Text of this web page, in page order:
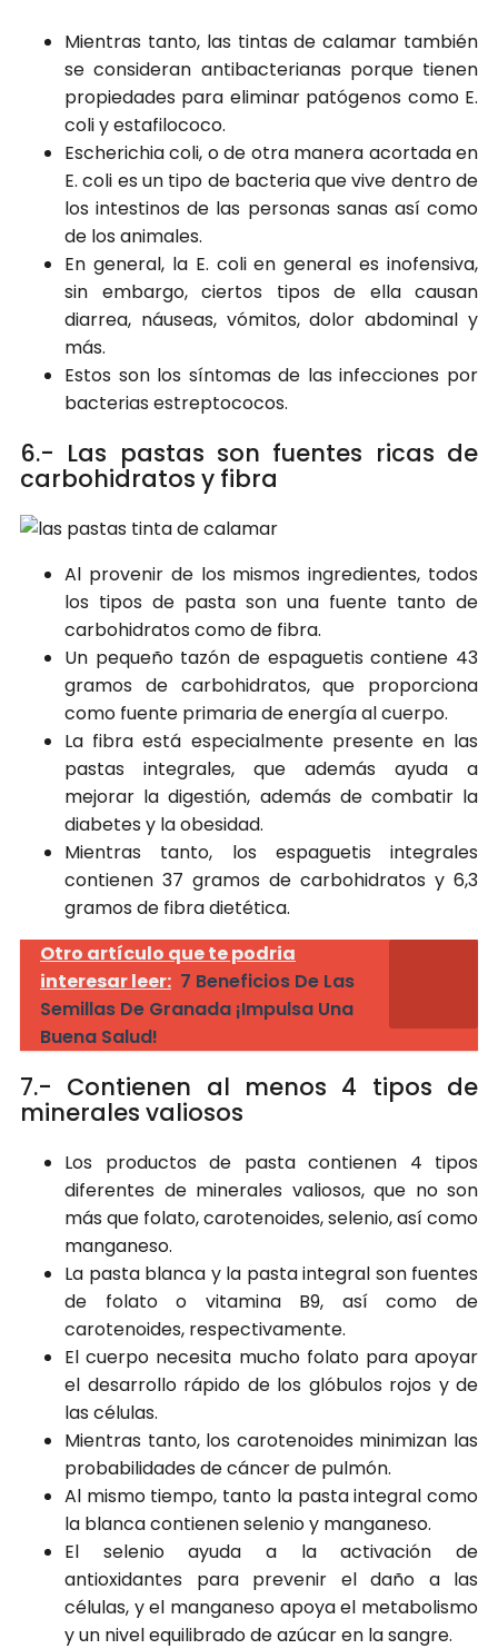
Mientras tanto, las tintas de calamar también
se consideran antibacterianas porque tienen
propiedades para eliminar patógenos como E.
coli y estafilococo.
Escherichia coli, o de otra manera acortada en
E. coli es un tipo de bacteria que vive dentro de
los intestinos de las personas sanas así como
de los animales.
En general, la E. coli en general es inofensiva,
sin embargo, ciertos tipos de ella causan
diarrea, náuseas, vómitos, dolor abdominal y
más.
Estos son los síntomas de las infecciones por
bacterias estreptococos.
6.- Las pastas son fuentes ricas de
carbohidratos y fibra
Al provenir de los mismos ingredientes, todos
los tipos de pasta son una fuente tanto de
carbohidratos como de fibra.
Un pequeño tazón de espaguetis contiene 43
gramos de carbohidratos, que proporciona
como fuente primaria de energía al cuerpo.
La fibra está especialmente presente en las
pastas integrales, que además ayuda a
mejorar la digestión, además de combatir la
diabetes y la obesidad.
Mientras tanto, los espaguetis integrales
contienen 37 gramos de carbohidratos y 6,3
gramos de fibra dietética.
Otro artículo que te podria
interesar leer: 7 Beneficios De Las
Semillas De Granada ¡Impulsa Una
Buena Salud!
7.- Contienen al menos 4 tipos de
minerales valiosos
Los productos de pasta contienen 4 tipos
diferentes de minerales valiosos, que no son
más que folato, carotenoides, selenio, así como
manganeso.
La pasta blanca y la pasta integral son fuentes
de folato o vitamina B9, así como de
carotenoides, respectivamente.
El cuerpo necesita mucho folato para apoyar
el desarrollo rápido de los glóbulos rojos y de
las células.
Mientras tanto, los carotenoides minimizan las
probabilidades de cáncer de pulmón.
Al mismo tiempo, tanto la pasta integral como
la blanca contienen selenio y manganeso.
El selenio ayuda a la activación de
antioxidantes para prevenir el daño a las
células, y el manganeso apoya el metabolismo
y un nivel equilibrado de azúcar en la sangre.